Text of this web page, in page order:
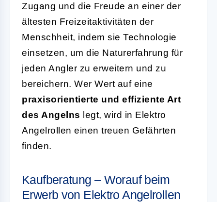
Zugang und die Freude an einer der
ältesten Freizeitaktivitäten der
Menschheit, indem sie Technologie
einsetzen, um die Naturerfahrung für
jeden Angler zu erweitern und zu
bereichern. Wer Wert auf eine
praxisorientierte und effiziente Art
des Angelns legt, wird in Elektro
Angelrollen einen treuen Gefährten
finden.
Kaufberatung – Worauf beim
Erwerb von Elektro Angelrollen